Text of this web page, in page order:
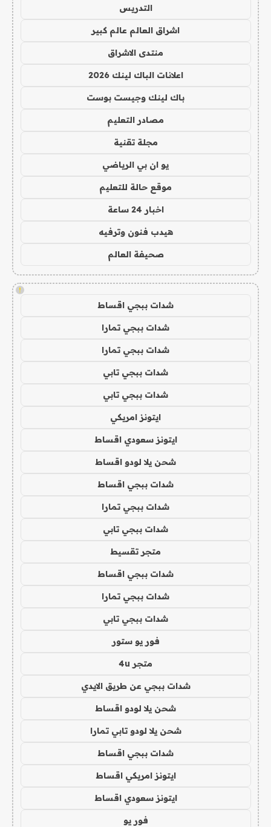
التدريس
اشراق العالم عالم كبير
منتدى الاشراق
اعلانات الباك لينك 2026
باك لينك وجيست بوست
مصادر التعليم
مجلة تقنية
يو ان بي الرياضي
موقع حالة للتعليم
اخبار 24 ساعة
هيدب فنون وترفيه
صحيفة العالم
!
شدات ببجي اقساط
شدات ببجي تمارا
شدات ببجي تمارا
شدات ببجي تابي
شدات ببجي تابي
ايتونز امريكي
ايتونز سعودي اقساط
شحن يلا لودو اقساط
شدات ببجي اقساط
شدات ببجي تمارا
شدات ببجي تابي
متجر تقسيط
شدات ببجي اقساط
شدات ببجي تمارا
شدات ببجي تابي
فور يو ستور
متجر 4u
شدات ببجي عن طريق الايدي
شحن يلا لودو اقساط
شحن يلا لودو تابي تمارا
شدات ببجي اقساط
ايتونز امريكي اقساط
ايتونز سعودي اقساط
فور يو